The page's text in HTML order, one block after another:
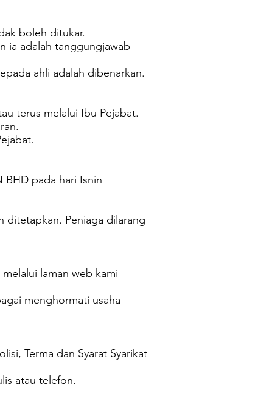
boleh ditukar.
ia adalah tanggungjawab
ahli adalah dibenarkan.
terus melalui Ibu Pejabat.
BHD pada hari Isnin
ditetapkan. Peniaga dilarang
laman web kami
menghormati usaha
Terma dan Syarat Syarikat
atau telefon.